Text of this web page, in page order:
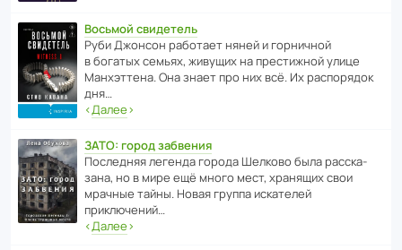
Восьмой свидетель
Руби Джонсон рабо­тает няней и горни­чной
в богатых семьях, живущих на прес­ти­жной улице
Манх­эт­тена. Она знает про них всё. Их распо­рядок
дня…
‹Далее›
ЗАТО: город забвения
После­дняя легенда города Шелково была расска­
зана, но в мире ещё много мест, хранящих свои
мрачные тайны. Новая группа иска­телей
приключений…
‹Далее›